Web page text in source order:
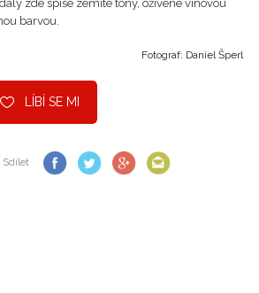
zde spíše zemité tóny, oživené vínovou
barvou.
Fotograf: Daniel Šperl
LÍBÍ SE MI
Sdílet